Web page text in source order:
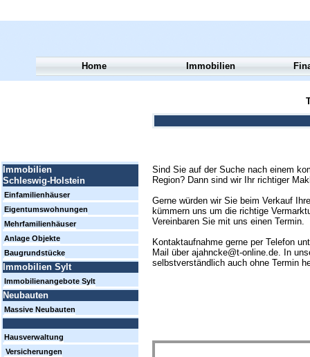
Sind Sie auf der Suche nach einem
Region? Dann sind wir Ihr richtiger
Gerne würden wir Sie beim Verkauf
kümmern uns um die richtige
Vereinbaren Sie mit uns einen Termin.
Kontaktaufnahme gerne per Telefon
Mail über ajahncke@t-online.de. In
selbstverständlich auch ohne Termin
Home Immobilien
Immobilien
Schleswig-Holstein
Einfamilienhäuser
Eigentumswohnungen
Mehrfamilienhäuser
Anlage Objekte
Baugrundstücke
Immobilien Sylt
Immobilienangebote Sylt
Neubauten
Massive Neubauten
Hausverwaltung
Versicherungen